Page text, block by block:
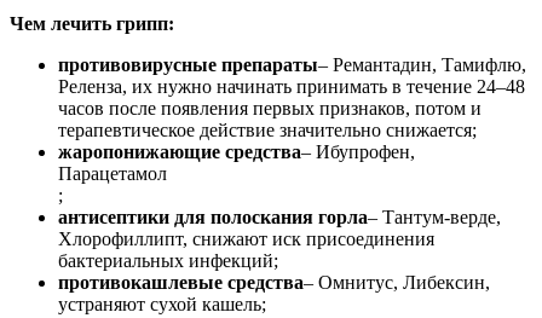
Чем лечить грипп:
противовирусные препараты– Ремантадин, Тамифлю,
Реленза, их нужно начинать принимать в течение 24–48
часов после появления первых признаков, потом и
терапевтическое действие значительно снижается;
жаропонижающие средства– Ибупрофен,
Парацетамол
;
антисептики для полоскания горла– Тантум-верде,
Хлорофиллипт, снижают иск присоединения
бактериальных инфекций;
противокашлевые средства– Омнитус, Либексин,
устраняют сухой кашель;